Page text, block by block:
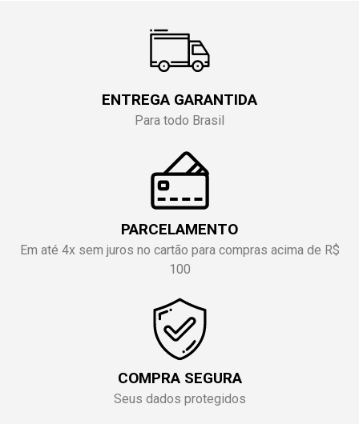
ENTREGA GARANTIDA
Para todo Brasil
PARCELAMENTO
Em até 4x sem juros no cartão para compras acima de R$
100
COMPRA SEGURA
Seus dados protegidos